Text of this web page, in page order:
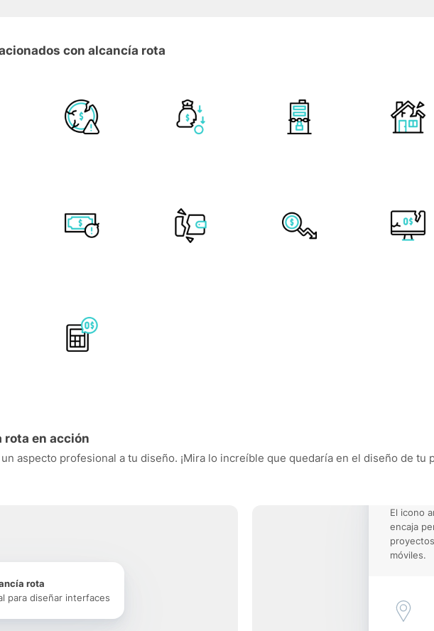
con alcancía rota
rota en acción
aspecto profesional a tu diseño. ¡Mira lo increíble que quedaría en el diseño de
rota
para diseñar interfaces
El icono
encaja
móviles.